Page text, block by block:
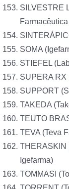
SILVESTRE
SOMA
STIEFEL
SUPERA RX
SUPPORT
TAKEDA
TEUTO
TEVA (Teva
THERASKIN
Igefarma)
TOMMASI